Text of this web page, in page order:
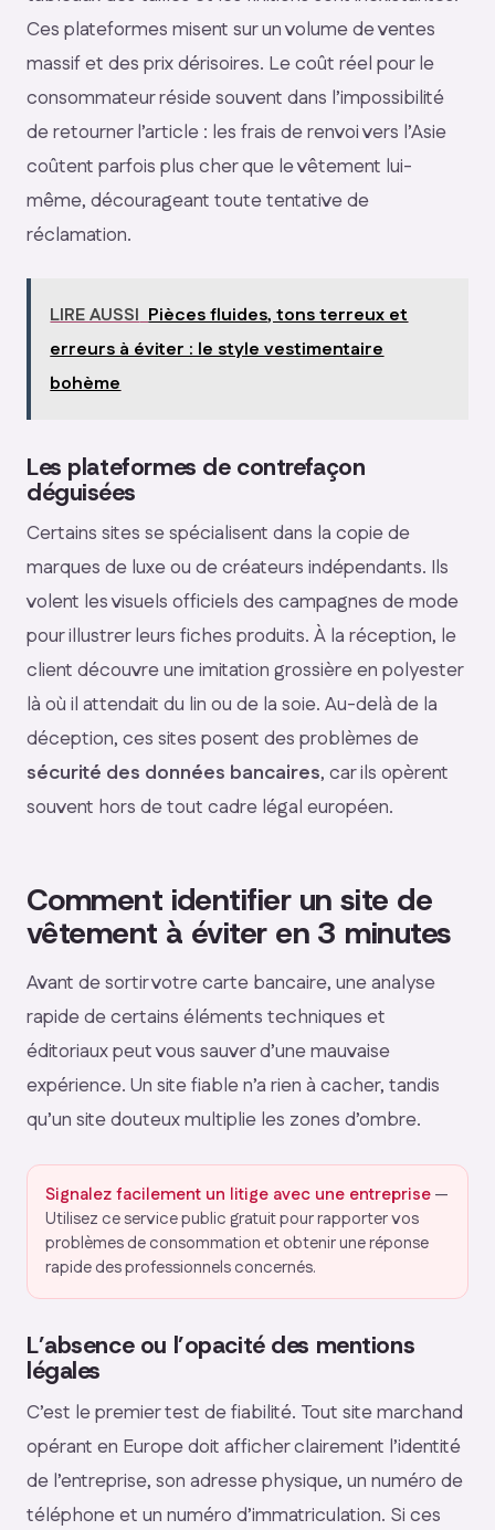
Ces plateformes misent sur un volume de ventes
massif et des prix dérisoires. Le coût réel pour le
consommateur réside souvent dans l’impossibilité
de retourner l’article : les frais de renvoi vers l’Asie
coûtent parfois plus cher que le vêtement lui-
même, décourageant toute tentative de
réclamation.
LIRE AUSSI Pièces fluides, tons terreux et
erreurs à éviter : le style vestimentaire
bohème
Les plateformes de contrefaçon
déguisées
Certains sites se spécialisent dans la copie de
marques de luxe ou de créateurs indépendants. Ils
volent les visuels officiels des campagnes de mode
pour illustrer leurs fiches produits. À la réception, le
client découvre une imitation grossière en polyester
là où il attendait du lin ou de la soie. Au-delà de la
déception, ces sites posent des problèmes de
sécurité des données bancaires, car ils opèrent
souvent hors de tout cadre légal européen.
Comment identifier un site de
vêtement à éviter en 3 minutes
Avant de sortir votre carte bancaire, une analyse
rapide de certains éléments techniques et
éditoriaux peut vous sauver d’une mauvaise
expérience. Un site fiable n’a rien à cacher, tandis
qu’un site douteux multiplie les zones d’ombre.
Signalez facilement un litige avec une entreprise—
Utilisez ce service public gratuit pour rapporter vos
problèmes de consommation et obtenir une réponse
rapide des professionnels concernés.
L’absence ou l’opacité des mentions
légales
C’est le premier test de fiabilité. Tout site marchand
opérant en Europe doit afficher clairement l’identité
de l’entreprise, son adresse physique, un numéro de
téléphone et un numéro d’immatriculation. Si ces